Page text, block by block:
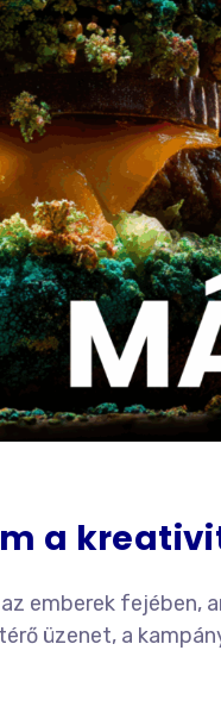
a
emberek
üzenet, a